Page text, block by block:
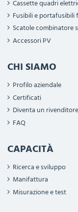
Cassette quadri
Fusibili e
Scatole combinatore
Accessori PV
CHI SIAMO
Profilo aziendale
Certificati
Diventa un rivenditore
FAQ
CAPACITÀ
Ricerca e sviluppo
Manifattura
Misurazione e test